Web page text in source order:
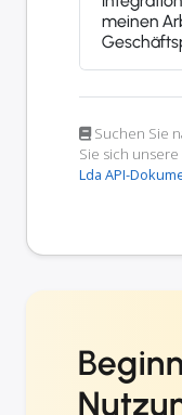
meinen
Suchen Sie
Sie sich unsere
Lda API-